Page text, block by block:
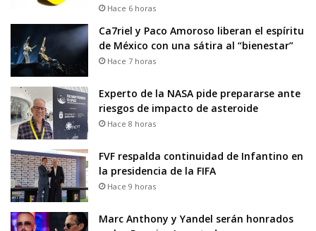
Hace 6 horas
Ca7riel y Paco Amoroso liberan el espíritu
de México con una sátira al “bienestar”
Hace 7 horas
Experto de la NASA pide prepararse ante
riesgos de impacto de asteroide
Hace 8 horas
FVF respalda continuidad de Infantino en
la presidencia de la FIFA
Hace 9 horas
Marc Anthony y Yandel serán honrados